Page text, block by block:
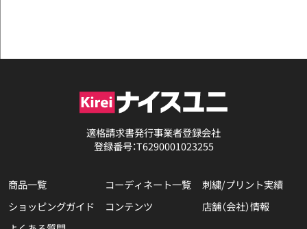
適格請求書発行事業者登録会社
登録番号：T6290001023255
商品一覧 コーディネート一覧
刺繍/プリント実績
ショッピングガイド
コンテンツ
店舗（会社）情報